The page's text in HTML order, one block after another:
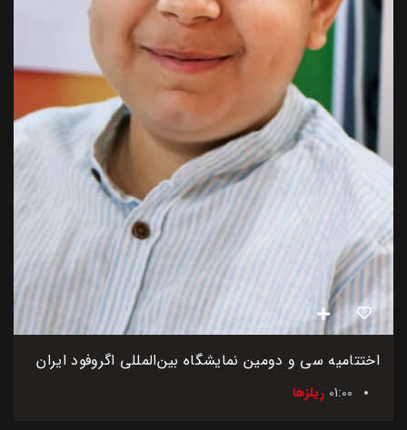
اختتامیه سی و دومین نمایشگاه بین‌المللی اگروفود ایران
01:00 ریلزها